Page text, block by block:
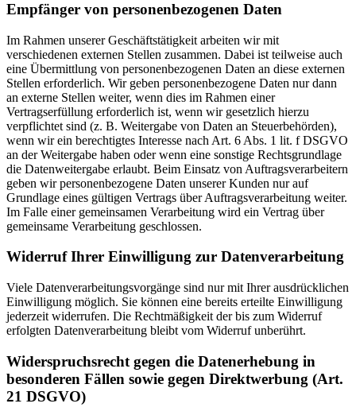
Empfänger von personenbezogenen Daten
Im Rahmen unserer Geschäftstätigkeit arbeiten wir mit
verschiedenen externen Stellen zusammen. Dabei ist teilweise auch
eine Übermittlung von personenbezogenen Daten an diese externen
Stellen erforderlich. Wir geben personenbezogene Daten nur dann
an externe Stellen weiter, wenn dies im Rahmen einer
Vertragserfüllung erforderlich ist, wenn wir gesetzlich hierzu
verpflichtet sind (z. B. Weitergabe von Daten an Steuerbehörden),
wenn wir ein berechtigtes Interesse nach Art. 6 Abs. 1 lit. f DSGVO
an der Weitergabe haben oder wenn eine sonstige Rechtsgrundlage
die Datenweitergabe erlaubt. Beim Einsatz von Auftragsverarbeitern
geben wir personenbezogene Daten unserer Kunden nur auf
Grundlage eines gültigen Vertrags über Auftragsverarbeitung weiter.
Im Falle einer gemeinsamen Verarbeitung wird ein Vertrag über
gemeinsame Verarbeitung geschlossen.
Widerruf Ihrer Einwilligung zur Datenverarbeitung
Viele Datenverarbeitungsvorgänge sind nur mit Ihrer ausdrücklichen
Einwilligung möglich. Sie können eine bereits erteilte Einwilligung
jederzeit widerrufen. Die Rechtmäßigkeit der bis zum Widerruf
erfolgten Datenverarbeitung bleibt vom Widerruf unberührt.
Widerspruchsrecht gegen die Datenerhebung in
besonderen Fällen sowie gegen Direktwerbung (Art.
21 DSGVO)